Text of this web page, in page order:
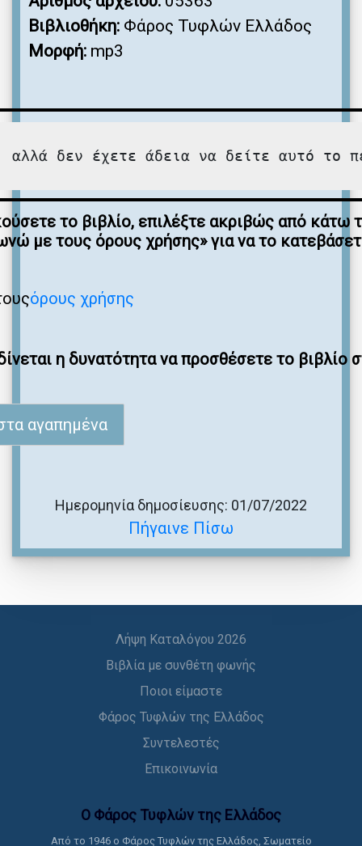
Βιβλιοθήκη: Φάρος Τυφλών Ελλάδος
Μορφή: mp3
αλλά δεν έχετε άδεια να δείτε αυτό το
το βιβλίο, επιλέξτε ακριβώς από κάτω
με τους όρους χρήσης» για να το
όρους χρήσης
η δυνατότητα να προσθέσετε το βιβλίο
αγαπημένα
Πήγαινε Πίσω
Ημερομηνία δημοσίευσης: 01/07/2022
Λήψη Καταλόγου 2026
Βιβλία με συνθέτη φωνής
Ποιοι είμαστε
Φάρος Τυφλών της Ελλάδος
Συντελεστές
Επικοινωνία
Ο Φάρος Τυφλών της Ελλάδoς
Από το 1946 ο Φάρος Τυφλών της Ελλάδος, Σωματείο